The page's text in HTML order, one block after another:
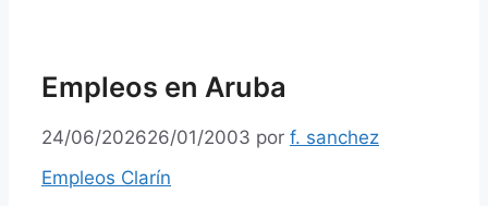
Empleos en Aruba
24/06/202626/01/2003 por f. sanchez
Empleos Clarín